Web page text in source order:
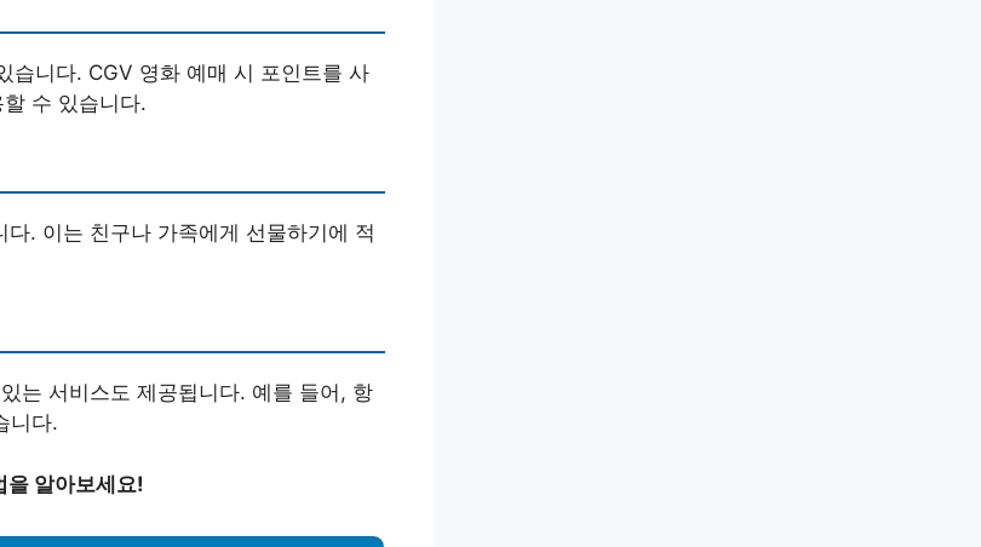
습니다. CGV 영화 예매 시 포인트를 사
수 있습니다.
. 이는 친구나 가족에게 선물하기에 적
는 서비스도 제공됩니다. 예를 들어, 항
니다.
을 알아보세요!